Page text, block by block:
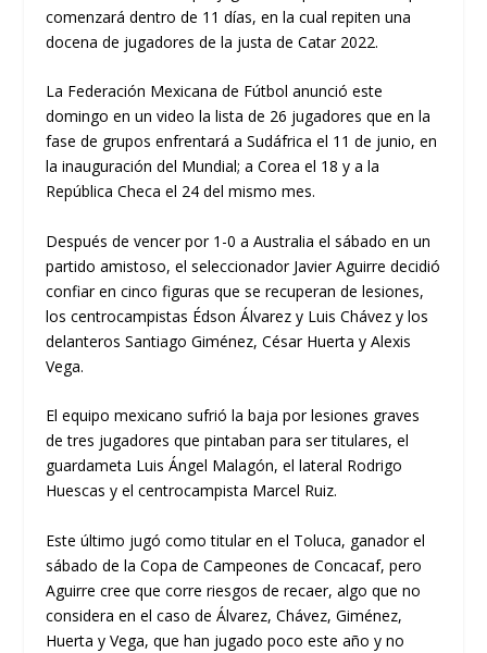
comenzará dentro de 11 días, en la cual repiten una
docena de jugadores de la justa de Catar 2022.
La Federación Mexicana de Fútbol anunció este
domingo en un video la lista de 26 jugadores que en la
fase de grupos enfrentará a Sudáfrica el 11 de junio, en
la inauguración del Mundial; a Corea el 18 y a la
República Checa el 24 del mismo mes.
Después de vencer por 1-0 a Australia el sábado en un
partido amistoso, el seleccionador Javier Aguirre decidió
confiar en cinco figuras que se recuperan de lesiones,
los centrocampistas Édson Álvarez y Luis Chávez y los
delanteros Santiago Giménez, César Huerta y Alexis
Vega.
El equipo mexicano sufrió la baja por lesiones graves
de tres jugadores que pintaban para ser titulares, el
guardameta Luis Ángel Malagón, el lateral Rodrigo
Huescas y el centrocampista Marcel Ruiz.
Este último jugó como titular en el Toluca, ganador el
sábado de la Copa de Campeones de Concacaf, pero
Aguirre cree que corre riesgos de recaer, algo que no
considera en el caso de Álvarez, Chávez, Giménez,
Huerta y Vega, que han jugado poco este año y no